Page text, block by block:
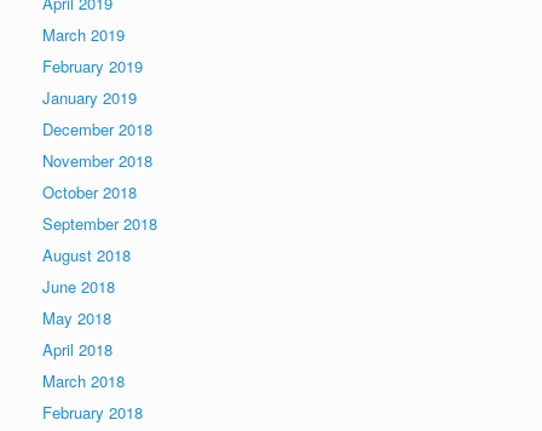
March 2019
February 2019
January 2019
December 2018
November 2018
October 2018
September 2018
August 2018
June 2018
May 2018
April 2018
March 2018
February 2018